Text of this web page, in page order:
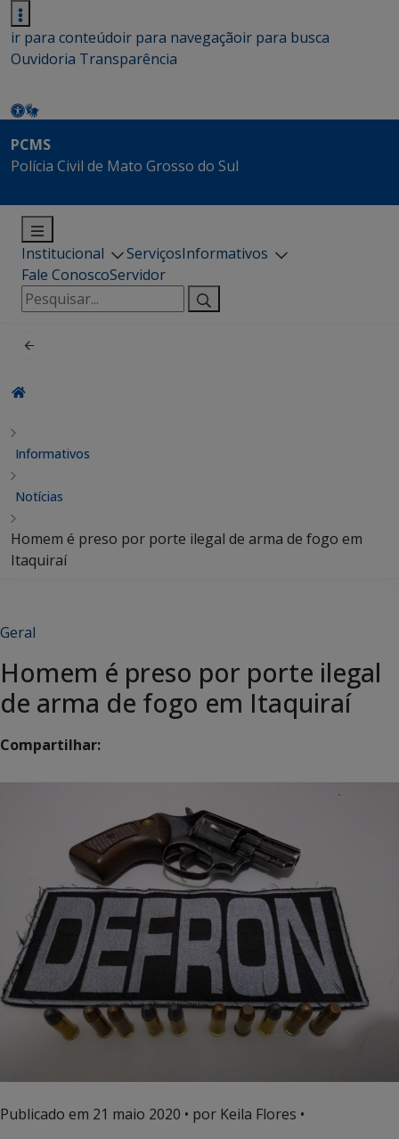
ir para conteúdoir para navegaçãoir para busca
Ouvidoria Transparência
PCMS
Polícia Civil de Mato Grosso do Sul
Institucional ServiçosInformativos
Fale ConoscoServidor
Pesquisar
por:
Informativos
Notícias
Homem é preso por porte ilegal de arma de fogo em
Itaquiraí
Geral
Homem é preso por porte ilegal
de arma de fogo em Itaquiraí
Compartilhar:
Publicado em 21 maio 2020 • por Keila Flores •